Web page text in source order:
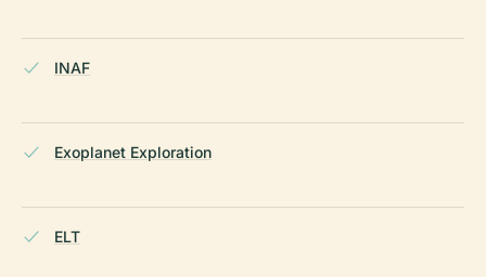
INAF
Exoplanet Exploration
ELT